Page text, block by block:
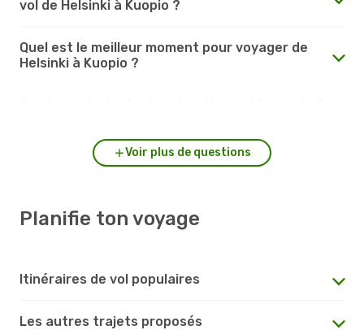
vol de Helsinki à Kuopio ?
Quel est le meilleur moment pour voyager de
Helsinki à Kuopio ?
Voir plus de questions
Planifie ton voyage
Itinéraires de vol populaires
Les autres trajets proposés